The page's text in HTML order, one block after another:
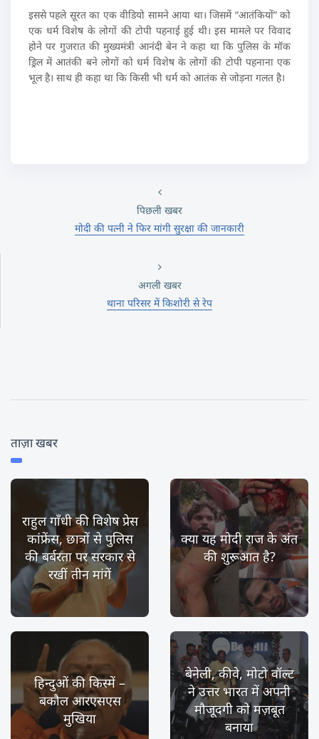
इससे पहले सूरत का एक वीडियो सामने आया था। जिसमें “आतंकियों” को
एक धर्म विशेष के लोगों की टोपी पहनाई हुई थी। इस मामले पर विवाद
होने पर गुजरात की मुख्यमंत्री आनंदी बेन ने कहा था कि पुलिस के मॉक
ड्रिल में आतंकी बने लोगों को धर्म विशेष के लोगों की टोपी पहनाना एक
भूल है। साथ ही कहा था कि किसी भी धर्म को आतंक से जोड़ना गलत है।
पिछली खबर
मोदी की पत्नी ने फिर मांगी सुरक्षा की जानकारी
अगली खबर
थाना परिसर में किशोरी से रेप
ताज़ा खबर
राहुल गाँधी की विशेष प्रेस
कांफ्रेंस, छात्रों से पुलिस
की बर्बरता पर सरकार से
रखीं तीन मांगें
क्या यह मोदी राज के अंत
की शुरूआत है?
हिन्दुओं की किस्में –
बकौल आरएसएस
मुखिया
बेनेली, कीवे, मोटो वॉल्ट
ने उत्तर भारत में अपनी
मौजूदगी को मज़बूत
बनाया